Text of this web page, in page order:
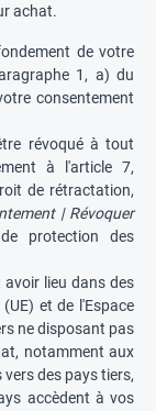
achat.
de votre
1, a) du
consentement
révoqué à tout
à l'article 7,
de rétractation,
| Révoquer
protection des
lieu dans des
et de l'Espace
ne disposant pas
notamment aux
des pays tiers,
accèdent à vos